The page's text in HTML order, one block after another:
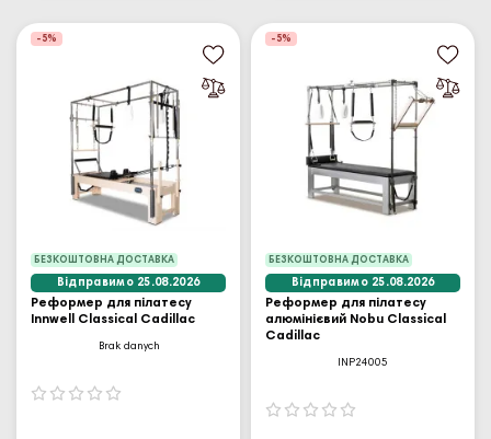
БЕЗКОШТОВНА ДОСТАВКА
-5%
Відправимо 25.08.2026
Реформер для пілатесу
Innwell Classical Cadillac
Brak danych
БЕЗКОШТОВНА ДОСТАВКА
-5%
Відправимо 25.08.2026
Реформер для пілатесу
алюмінієвий Nobu Classical
Cadillac
INP24005